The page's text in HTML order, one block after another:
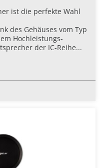
ist die perfekte Wahl
des Gehäuses vom Typ
Hochleistungs-
der IC-Reihe...